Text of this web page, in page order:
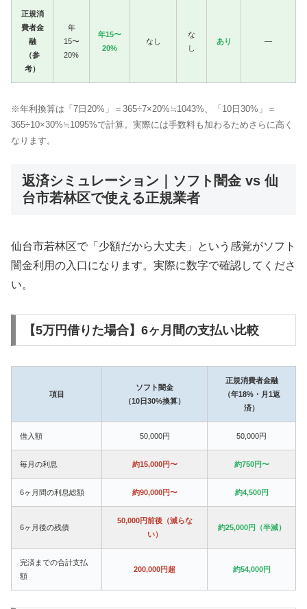
正規消
費者金
融
（参
考）
年
15〜
20%
年15〜
20%
なし
な
し
あり —
※年利換算は「7日20%」＝365÷7×20%≒1043%、「10日30%」＝
365÷10×30%≒1095%で計算。実際には手数料も加わるためさらに高く
なります。
返済シミュレーション｜ソフト闇金 vs 仙
台市若林区で使える正規業者
仙台市若林区で「少額だから大丈夫」という感覚がソフト
闇金利用の入口になります。実際に数字で確認してくださ
い。
【5万円借りた場合】6ヶ月間の支払い比較
項目
ソフト闇金
（10日30%換算）
正規消費者金融
（年18%・月1返
済）
借入額 50,000円 50,000円
毎月の利息 約15,000円〜 約750円〜
6ヶ月間の利息総額 約90,000円〜 約4,500円
6ヶ月後の残債
50,000円前後（減らな
い）
約25,000円（半減）
完済までの合計支払
額
200,000円超 約54,000円